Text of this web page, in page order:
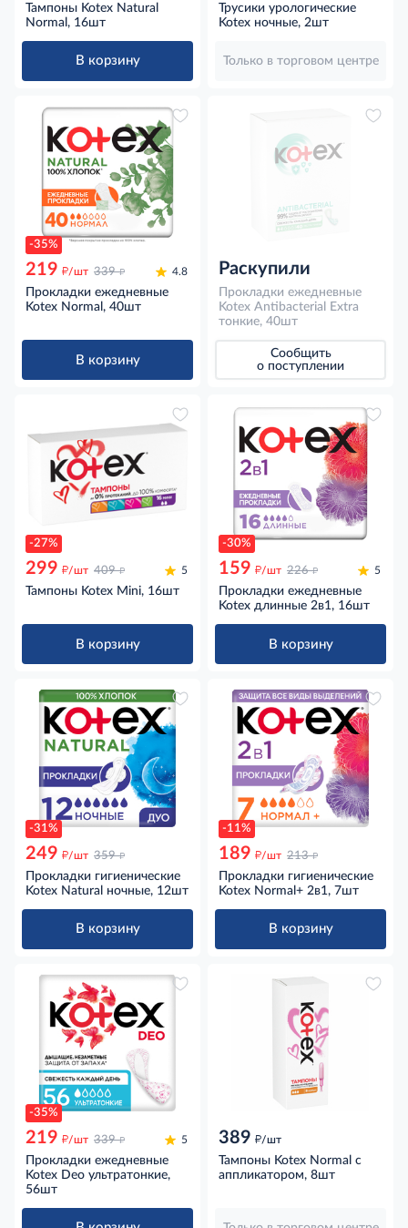
Тампоны Kotex Natural
Normal, 16шт
В корзину
Трусики урологические
Kotex ночные, 2шт
Только в торговом центре
-35%
219 д/шт 339 д 4.8
Прокладки ежедневные
Kotex Normal, 40шт
В корзину
Раскупили
Прокладки ежедневные
Kotex Antibacterial Extra
тонкие, 40шт
Сообщить
о поступлении
-27%
299 д/шт 409 д 5
Тампоны Kotex Mini, 16шт
В корзину
-30%
159 д/шт 226 д 5
Прокладки ежедневные
Kotex длинные 2в1, 16шт
В корзину
-31%
249 д/шт 359 д
Прокладки гигиенические
Kotex Natural ночные, 12шт
В корзину
-11%
189 д/шт 213 д
Прокладки гигиенические
Kotex Normal+ 2в1, 7шт
В корзину
-35%
219 д/шт 339 д 5
Прокладки ежедневные
Kotex Deo ультратонкие,
56шт
389 д/шт
Тампоны Kotex Normal с
аппликатором, 8шт